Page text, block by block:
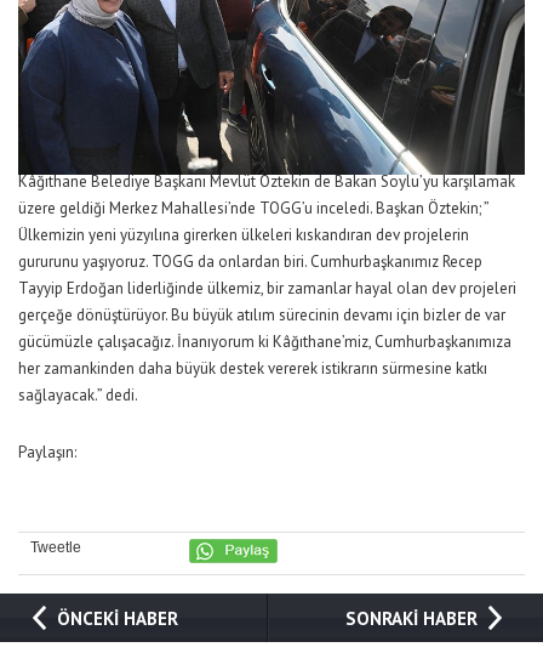
Kâğıthane Belediye Başkanı Mevlüt Öztekin de Bakan Soylu’yu karşılamak
üzere geldiği Merkez Mahallesi’nde TOGG’u inceledi. Başkan Öztekin; ”
Ülkemizin yeni yüzyılına girerken ülkeleri kıskandıran dev projelerin
gururunu yaşıyoruz. TOGG da onlardan biri. Cumhurbaşkanımız Recep
Tayyip Erdoğan liderliğinde ülkemiz, bir zamanlar hayal olan dev projeleri
gerçeğe dönüştürüyor. Bu büyük atılım sürecinin devamı için bizler de var
gücümüzle çalışacağız. İnanıyorum ki Kâğıthane’miz, Cumhurbaşkanımıza
her zamankinden daha büyük destek vererek istikrarın sürmesine katkı
sağlayacak.” dedi.
Paylaşın:
Tweetle
ÖNCEKİ HABER SONRAKİ HABER